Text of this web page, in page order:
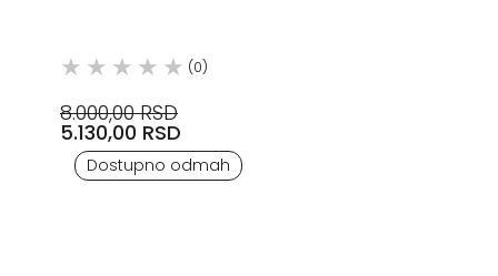
(0)
8.000,00 RSD
5.130,00 RSD
Dostupno odmah